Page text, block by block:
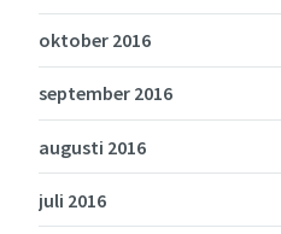
oktober 2016
september 2016
augusti 2016
juli 2016